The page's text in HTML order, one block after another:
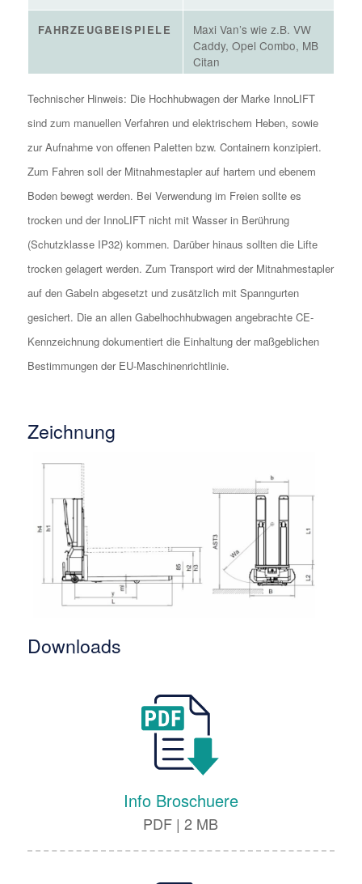
FAHRZEUGBEISPIELE
Maxi Van’s wie z.B. VW
Caddy, Opel Combo, MB
Citan
Technischer Hinweis: Die Hochhubwagen der Marke InnoLIFT
sind zum manuellen Verfahren und elektrischem Heben, sowie
zur Aufnahme von offenen Paletten bzw. Containern konzipiert.
Zum Fahren soll der Mitnahmestapler auf hartem und ebenem
Boden bewegt werden. Bei Verwendung im Freien sollte es
trocken und der InnoLIFT nicht mit Wasser in Berührung
(Schutzklasse IP32) kommen. Darüber hinaus sollten die Lifte
trocken gelagert werden. Zum Transport wird der Mitnahmestapler
auf den Gabeln abgesetzt und zusätzlich mit Spanngurten
gesichert. Die an allen Gabelhochhubwagen angebrachte CE-
Kennzeichnung dokumentiert die Einhaltung der maßgeblichen
Bestimmungen der EU-Maschinenrichtlinie.
Zeichnung
Downloads
Info Broschuere
PDF |2 MB